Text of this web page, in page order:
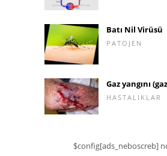
Batı Nil Virüsü
PATOJEN
Gaz yangını
HASTALIKLAR
$config[ads_neboscreb]